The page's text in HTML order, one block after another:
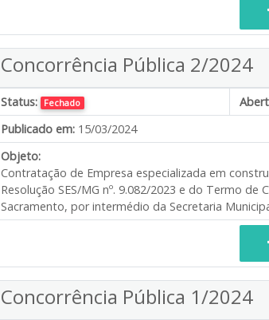
Concorrência Pública 2/2024
Status: Fechado
Publicado em: 15/03/2024
Objeto:
Contratação de Empresa especializada em
Resolução SES/MG nº. 9.082/2023 e do Termo
Sacramento, por intermédio da Secretaria
Concorrência Pública 1/2024